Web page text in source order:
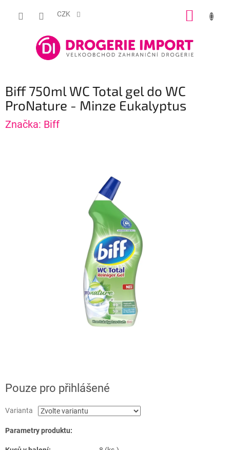
CZK
Biff 750ml WC Total gel do WC
ProNature - Minze Eukalyptus
Značka: Biff
Pouze pro přihlášené
Varianta
Parametry produktu: